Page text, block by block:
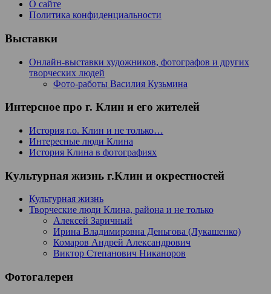
О сайте
Политика конфиденциальности
Выставки
Онлайн-выставки художников, фотографов и других
творческих людей
Фото-работы Василия Кузьмина
Интерсное про г. Клин и его жителей
История г.о. Клин и не только…
Интересные люди Клина
История Клина в фотографиях
Культурная жизнь г.Клин и окрестностей
Культурная жизнь
Творческие люди Клина, района и не только
Алексей Заричный
Ирина Владимировна Деньгова (Лукашенко)
Комаров Андрей Александрович
Виктор Степанович Никаноров
Фотогалереи